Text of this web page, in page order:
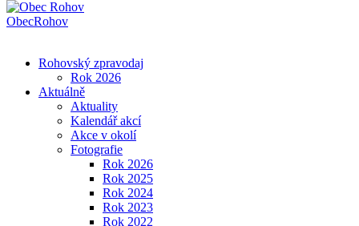
ObecRohov
Rohovský zpravodaj
Rok 2026
Aktuálně
Aktuality
Kalendář akcí
Akce v okolí
Fotografie
Rok 2026
Rok 2025
Rok 2024
Rok 2023
Rok 2022